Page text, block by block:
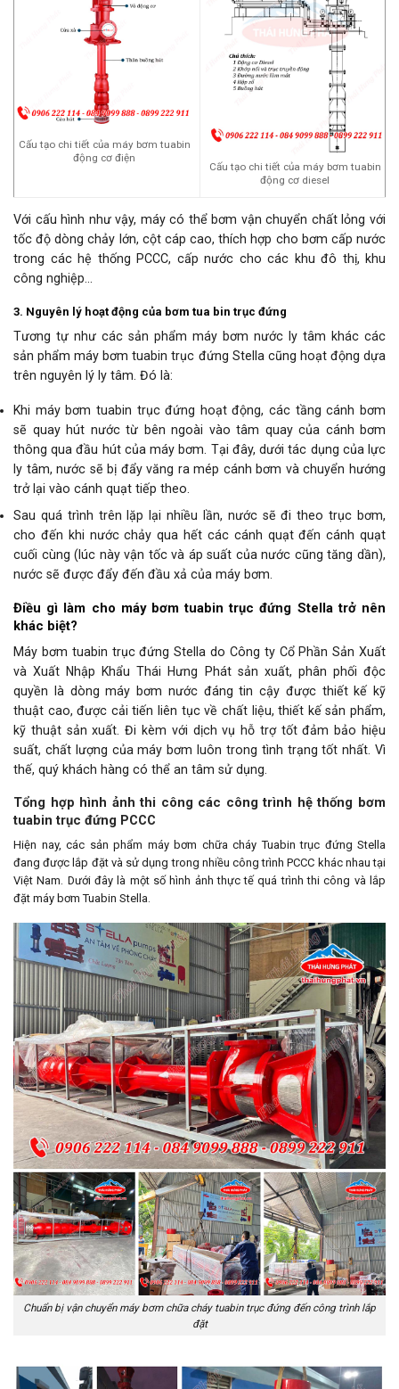
Cấu tạo chi tiết của máy bơm tuabin
động cơ điện
Cấu tạo chi tiết của máy bơm tuabin
động cơ diesel
Với cấu hình như vậy, máy có thể bơm vận chuyển chất lỏng với
tốc độ dòng chảy lớn, cột cáp cao, thích hợp cho bơm cấp nước
trong các hệ thống PCCC, cấp nước cho các khu đô thị, khu
công nghiệp…
3. Nguyên lý hoạt động của bơm tua bin trục đứng
Tương tự như các sản phẩm máy bơm nước ly tâm khác các
sản phẩm máy bơm tuabin trục đứng Stella cũng hoạt động dựa
trên nguyên lý ly tâm. Đó là:
Khi máy bơm tuabin trục đứng hoạt động, các tầng cánh bơm
sẽ quay hút nước từ bên ngoài vào tâm quay của cánh bơm
thông qua đầu hút của máy bơm. Tại đây, dưới tác dụng của lực
ly tâm, nước sẽ bị đẩy văng ra mép cánh bơm và chuyển hướng
trở lại vào cánh quạt tiếp theo.
Sau quá trình trên lặp lại nhiều lần, nước sẽ đi theo trục bơm,
cho đến khi nước chảy qua hết các cánh quạt đến cánh quạt
cuối cùng (lúc này vận tốc và áp suất của nước cũng tăng dần),
nước sẽ được đẩy đến đầu xả của máy bơm.
Điều gì làm cho máy bơm tuabin trục đứng Stella trở nên
khác biệt?
Máy bơm tuabin trục đứng Stella do Công ty Cổ Phần Sản Xuất
và Xuất Nhập Khẩu Thái Hưng Phát sản xuất, phân phối độc
quyền là dòng máy bơm nước đáng tin cậy được thiết kế kỹ
thuật cao, được cải tiến liên tục về chất liệu, thiết kế sản phẩm,
kỹ thuật sản xuất. Đi kèm với dịch vụ hỗ trợ tốt đảm bảo hiệu
suất, chất lượng của máy bơm luôn trong tình trạng tốt nhất. Vì
thế, quý khách hàng có thể an tâm sử dụng.
Tổng hợp hình ảnh thi công các công trình hệ thống bơm
tuabin trục đứng PCCC
Hiện nay, các sản phẩm máy bơm chữa cháy Tuabin trục đứng Stella
đang được lắp đặt và sử dụng trong nhiều công trình PCCC khác nhau tại
Việt Nam. Dưới đây là một số hình ảnh thực tế quá trình thi công và lắp
đặt máy bơm Tuabin Stella.
Chuẩn bị vận chuyển máy bơm chữa cháy tuabin trục đứng đến công trình lắp
đặt